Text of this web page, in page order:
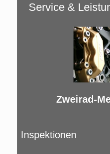
Service &
Zweirad-
Inspektionen